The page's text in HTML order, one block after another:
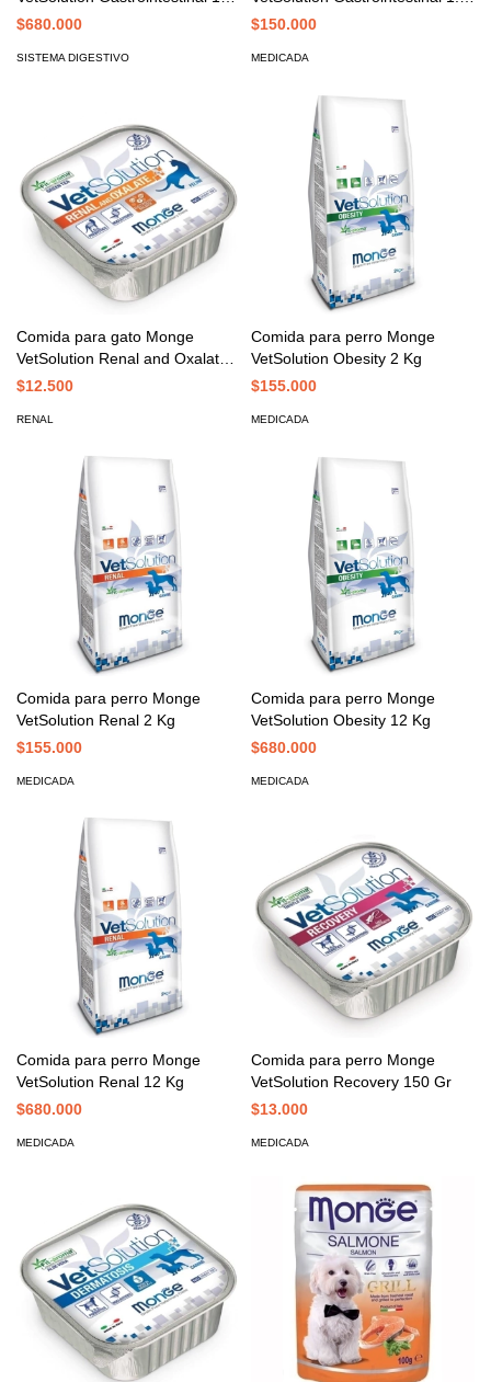
Kg
$680.000
SISTEMA DIGESTIVO
Kg
$150.000
MEDICADA
Comida para gato Monge
VetSolution Renal and Oxalate
100 Gr
$12.500
RENAL
Comida para perro Monge
VetSolution Obesity 2 Kg
$155.000
MEDICADA
Comida para perro Monge
VetSolution Renal 2 Kg
$155.000
MEDICADA
Comida para perro Monge
VetSolution Obesity 12 Kg
$680.000
MEDICADA
Comida para perro Monge
VetSolution Renal 12 Kg
$680.000
MEDICADA
Comida para perro Monge
VetSolution Recovery 150 Gr
$13.000
MEDICADA